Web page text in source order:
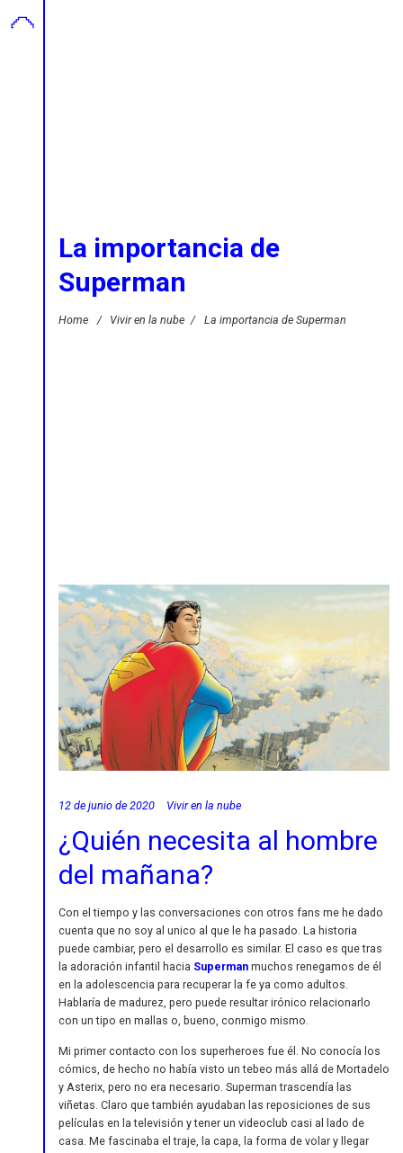
La importancia de
Superman
Home / Vivir en la nube / La importancia de Superman
12 de junio de 2020 Vivir en la nube
¿Quién necesita al hombre
del mañana?
Con el tiempo y las conversaciones con otros fans me he dado
cuenta que no soy al unico al que le ha pasado. La historia
puede cambiar, pero el desarrollo es similar. El caso es que tras
la adoración infantil hacia Superman muchos renegamos de él
en la adolescencia para recuperar la fe ya como adultos.
Hablaría de madurez, pero puede resultar irónico relacionarlo
con un tipo en mallas o, bueno, conmigo mismo.
Mi primer contacto con los superheroes fue él. No conocía los
cómics, de hecho no había visto un tebeo más allá de Mortadelo
y Asterix, pero no era necesario. Superman trascendía las
viñetas. Claro que también ayudaban las reposiciones de sus
películas en la televisión y tener un videoclub casi al lado de
casa. Me fascinaba el traje, la capa, la forma de volar y llegar